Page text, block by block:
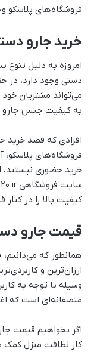
فروشگاه‌های پلاسکو
خرید جارو
امروزه به دلیل تنوع
دستی وجود دارد،
می‌تواند مشتریان
به کیفیت جنس جارو
افرادی که قصد خرید
فروشگاه‌های پلاسکو،
خرید حضوری نیستند،
کیفیت بالا را در
قیمت جارو
همانطور که می‌دانیم،
ارزان‌ترین و
وسیله با توجه به
منصفانه‌ای است که
اگر بخواهیم قیمت
کار نظافت منزل کمک